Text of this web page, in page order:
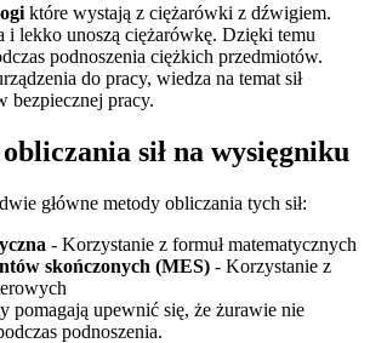
które wystają z ciężarówki z dźwigiem.
i lekko unoszą ciężarówkę. Dzięki temu
podnoszenia ciężkich przedmiotów.
do pracy, wiedza na temat sił
bezpiecznej pracy.
sił na wysięgniku
główne metody obliczania tych sił:
- Korzystanie z formuł matematycznych
skończonych (MES) - Korzystanie z
pomagają upewnić się, że żurawie nie
podnoszenia.